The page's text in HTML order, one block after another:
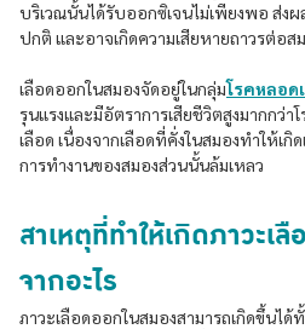
บริเวณนั้นได้รับออกซิเจนไม่เพียงพอ ส่งผ
ปกติ และอาจเกิดความเสียหายถาวรต่อส
เลือดออกในสมองจัดอยู่ในกลุ่มโรคหลอด
รุนแรงและมีอัตราการเสียชีวิตสูงมากกว่
เลือด เนื่องจากเลือดที่คั่งในสมองทำให้เ
การทำงานของสมองส่วนนั้นล้มเหลว
สาเหตุที่ทำให้เกิดภาวะเ
จากอะไร
ภาวะเลือดออกในสมองสามารถเกิดขึ้นไ